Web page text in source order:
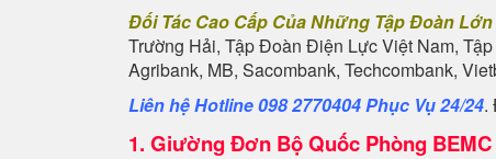
Đối Tác Cao Cấp Của Những Tập Đoàn Lớn
Trường Hải, Tập Đoàn Điện Lực Việt Nam,
Agribank, MB, Sacombank, Techcombank,
Liên hệ Hotline 098 2770404 Phục Vụ 24/24.
1. Giường Đơn Bộ Quốc Phòng BEMC